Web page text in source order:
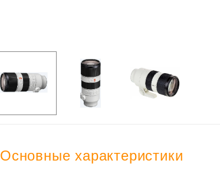
Основные характеристики